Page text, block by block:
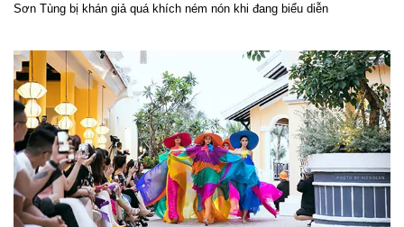
Sơn Tùng bị khán giả quá khích ném nón khi đang biểu diễn